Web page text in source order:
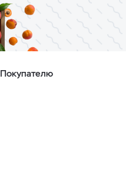
Покупателю